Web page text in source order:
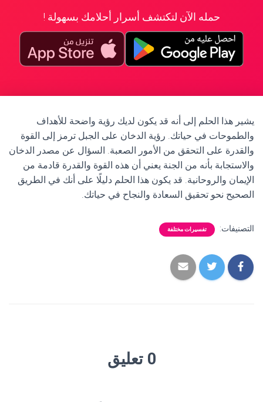
حمله الآن لتكتشف أسرار أحلامك بسهولة !
يشير هذا الحلم إلى أنه قد يكون لديك رؤية واضحة للأهداف
والطموحات في حياتك. رؤية الدخان على الجبل ترمز إلى القوة
والقدرة على التحقق من الأمور الصعبة. السؤال عن مصدر الدخان
والاستجابة بأنه من الجنة يعني أن هذه القوة والقدرة قادمة من
الإيمان والروحانية. قد يكون هذا الحلم دليلًا على أنك في الطريق
الصحيح نحو تحقيق السعادة والنجاح في حياتك.
التصنيفات: تفسيرات مختلفة
0 تعليق